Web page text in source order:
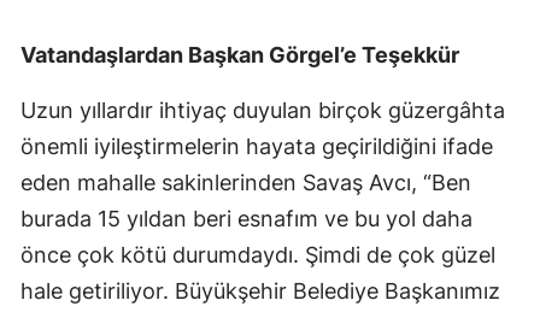
Vatandaşlardan Başkan Görgel’e Teşekkür
Uzun yıllardır ihtiyaç duyulan birçok güzergâhta
önemli iyileştirmelerin hayata geçirildiğini ifade
eden mahalle sakinlerinden Savaş Avcı, “Ben
burada 15 yıldan beri esnafım ve bu yol daha
önce çok kötü durumdaydı. Şimdi de çok güzel
hale getiriliyor. Büyükşehir Belediye Başkanımız